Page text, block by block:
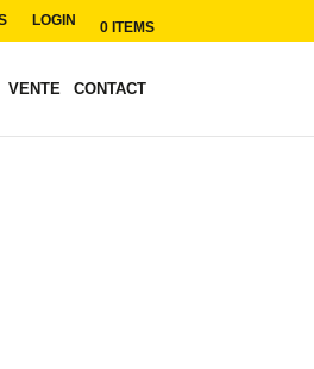
LOGIN 0 ITEMS
VENTE CONTACT